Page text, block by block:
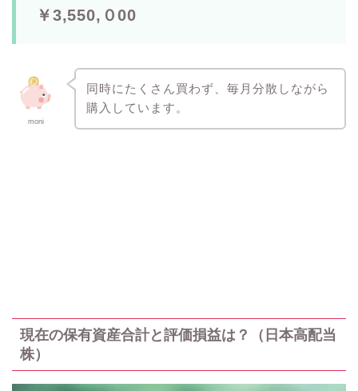
￥3,550,０00
moni
同時にたくさん買わず、毎月分散しながら
購入しています。
現在の保有資産合計と評価損益は？（日本高配当
株）